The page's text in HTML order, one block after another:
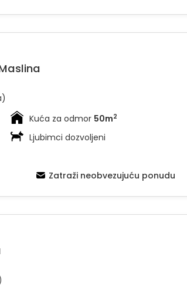
Kuća za odmor 50m2
Ljubimci dozvoljeni
Zatraži neobvezujuću ponudu